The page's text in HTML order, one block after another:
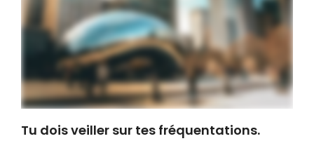
Tu dois veiller sur tes fréquentations.